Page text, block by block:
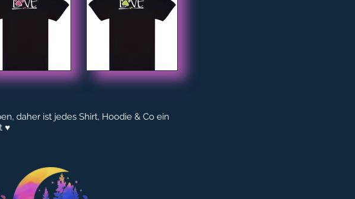
daher ist jedes Shirt, Hoodie & Co ein
♥